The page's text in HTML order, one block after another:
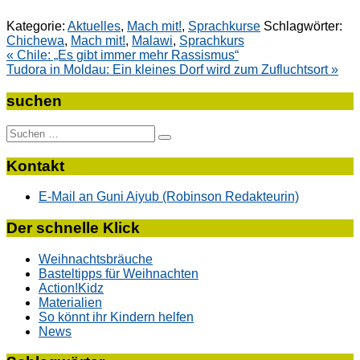
Kategorie: Aktuelles, Mach mit!, Sprachkurse Schlagwörter:
Chichewa, Mach mit!, Malawi, Sprachkurs
Beitragsnavigation
« Chile: „Es gibt immer mehr Rassismus“
Tudora in Moldau: Ein kleines Dorf wird zum Zufluchtsort »
suchen
Suche
nach:
Kontakt
E-Mail an Guni Aiyub (Robinson Redakteurin)
Der schnelle Klick
Weihnachtsbräuche
Basteltipps für Weihnachten
Action!Kidz
Materialien
So könnt ihr Kindern helfen
News